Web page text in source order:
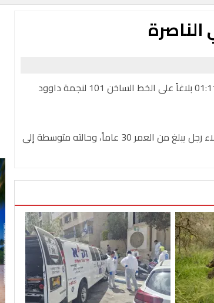
قال الناطق بلسان نجمة داود الحمراء: وصل هذا المساء عند الساعة 01:11 بلاغاً على الخط الساخن 101 لنجمة داوود
وقدم مسعفون ومسعفون في نجمة داود العلاج الطبي، وقاموا بإجلاء رجل يبلغ من العمر 30 عاماً، وحالته متوسطة إلى